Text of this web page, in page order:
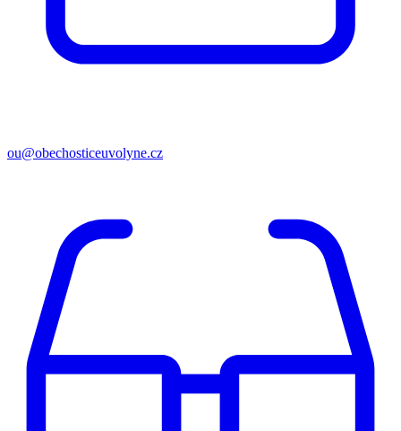
ou@obechosticeuvolyne.cz